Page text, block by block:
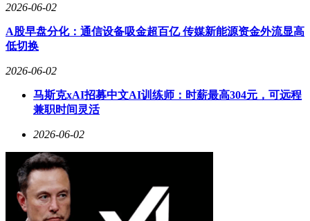
2026-06-02
A股早盘分化：通信设备吸金超百亿 传媒新能源资金外流显高
低切换
2026-06-02
马斯克xAI招募中文AI训练师：时薪最高304元，可远程
兼职时间灵活
2026-06-02